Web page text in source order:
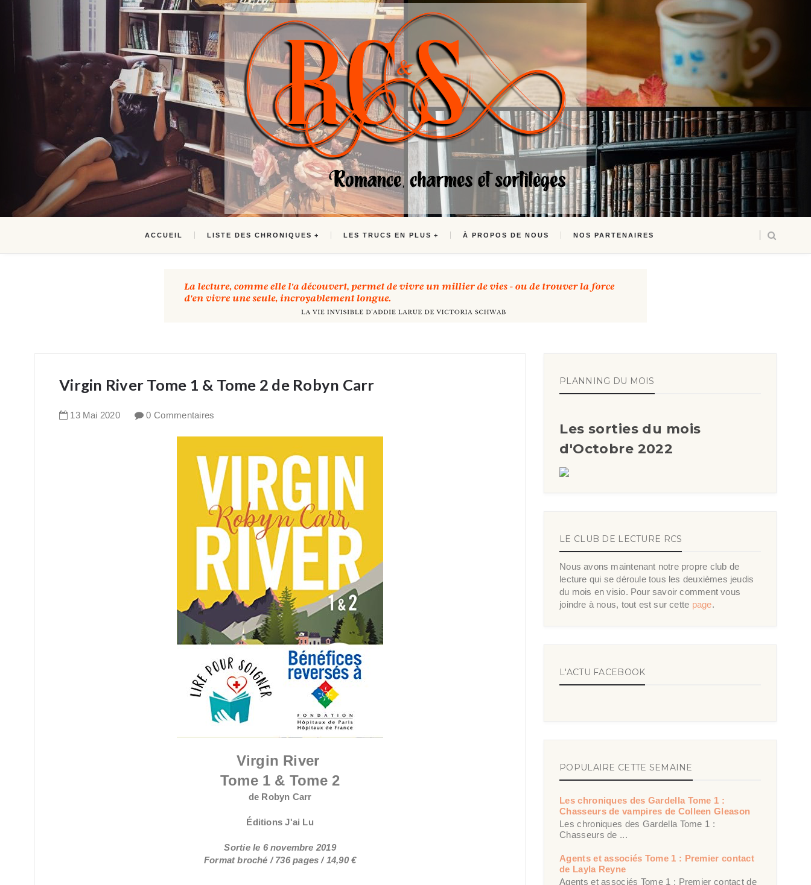
ACCUEIL LISTE DES CHRONIQUES LES TRUCS EN PLUS À PROPOS DE NOUS NOS PARTENAIRES
Virgin River Tome 1 & Tome 2 de Robyn Carr
13 Mai 2020 0 Commentaires
Virgin River
Tome 1 & Tome 2
de Robyn Carr
Éditions J'ai Lu
Sortie le 6 novembre 2019
Format broché / 736 pages / 14,90 €
PLANNING DU MOIS
Les sorties du mois
d'Octobre 2022
LE CLUB DE LECTURE RCS
Nous avons maintenant notre propre club de
lecture qui se déroule tous les deuxièmes jeudis
du mois en visio. Pour savoir comment vous
joindre à nous, tout est sur cette page.
L'ACTU FACEBOOK
POPULAIRE CETTE SEMAINE
Les chroniques des Gardella Tome 1 :
Chasseurs de vampires de Colleen Gleason
Les chroniques des Gardella Tome 1 :
Chasseurs de ...
Agents et associés Tome 1 : Premier contact
de Layla Reyne
Agents et associés Tome 1 : Premier contact de